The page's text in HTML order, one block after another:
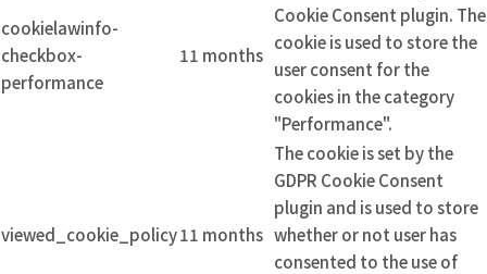
cookielawinfo-
checkbox-
performance
11 months
Cookie Consent plugin. The
cookie is used to store the
user consent for the
cookies in the category
"Performance".
viewed_cookie_policy11 months
The cookie is set by the
GDPR Cookie Consent
plugin and is used to store
whether or not user has
consented to the use of